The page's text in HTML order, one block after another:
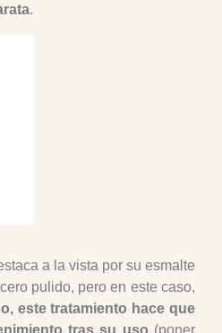
.
a la vista por su esmalte
pulido, pero en este caso,
este tratamiento hace que
tras su uso (poner